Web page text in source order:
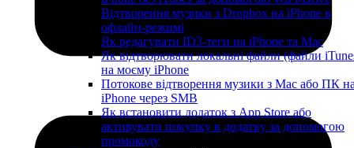
Відтворення музики з Dropbox на iPhone в
офлайн-режимі
Як редагувати ID3-теги на iPhone та Mac
Як відтворювати локальні файли (файли
на моєму iPhone
Потокове відтворення музики з Mac або ПК
iPhone через SMB
Як встановити додаток з App Store або
активувати покупку в додатку за допомогою
промокоду